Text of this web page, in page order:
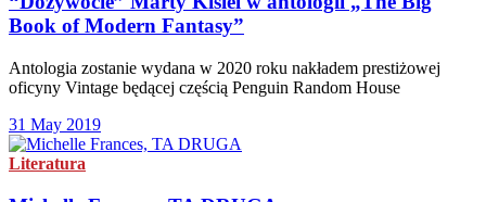
Book of Modern Fantasy”
Antologia zostanie wydana w 2020 roku nakładem prestiżowej
oficyny Vintage będącej częścią Penguin Random House
31 May 2019
Literatura